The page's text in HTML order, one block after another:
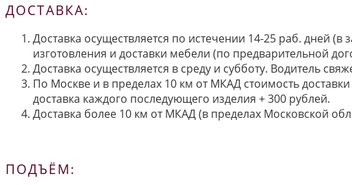
ДОСТАВКА:
Доставка осуществляется по истечении 14-25 раб. дней
изготовления и доставки мебели (по предварительной
Доставка осуществляется в среду и субботу. Водитель
По Москве и в пределах 10 км от МКАД стоимость
доставка каждого последующего изделия + 300 рублей.
Доставка более 10 км от МКАД (в пределах Московской
ПОДЪЁМ: